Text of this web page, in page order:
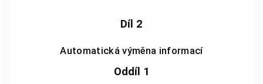
Díl 2
Automatická výměna informací
Oddíl 1